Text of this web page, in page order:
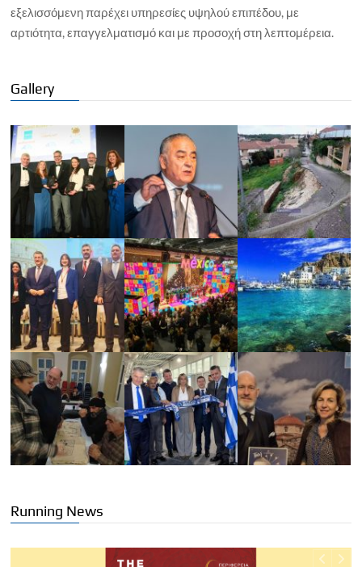
εξελισσόμενη παρέχει υπηρεσίες υψηλού επιπέδου, με
αρτιότητα, επαγγελματισμό και με προσοχή στη λεπτομέρεια.
Gallery
Running News